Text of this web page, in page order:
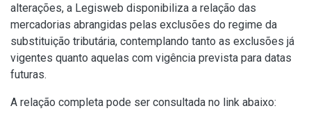
alterações, a Legisweb disponibiliza a relação das
mercadorias abrangidas pelas exclusões do regime da
substituição tributária, contemplando tanto as exclusões já
vigentes quanto aquelas com vigência prevista para datas
futuras.
A relação completa pode ser consultada no link abaixo: